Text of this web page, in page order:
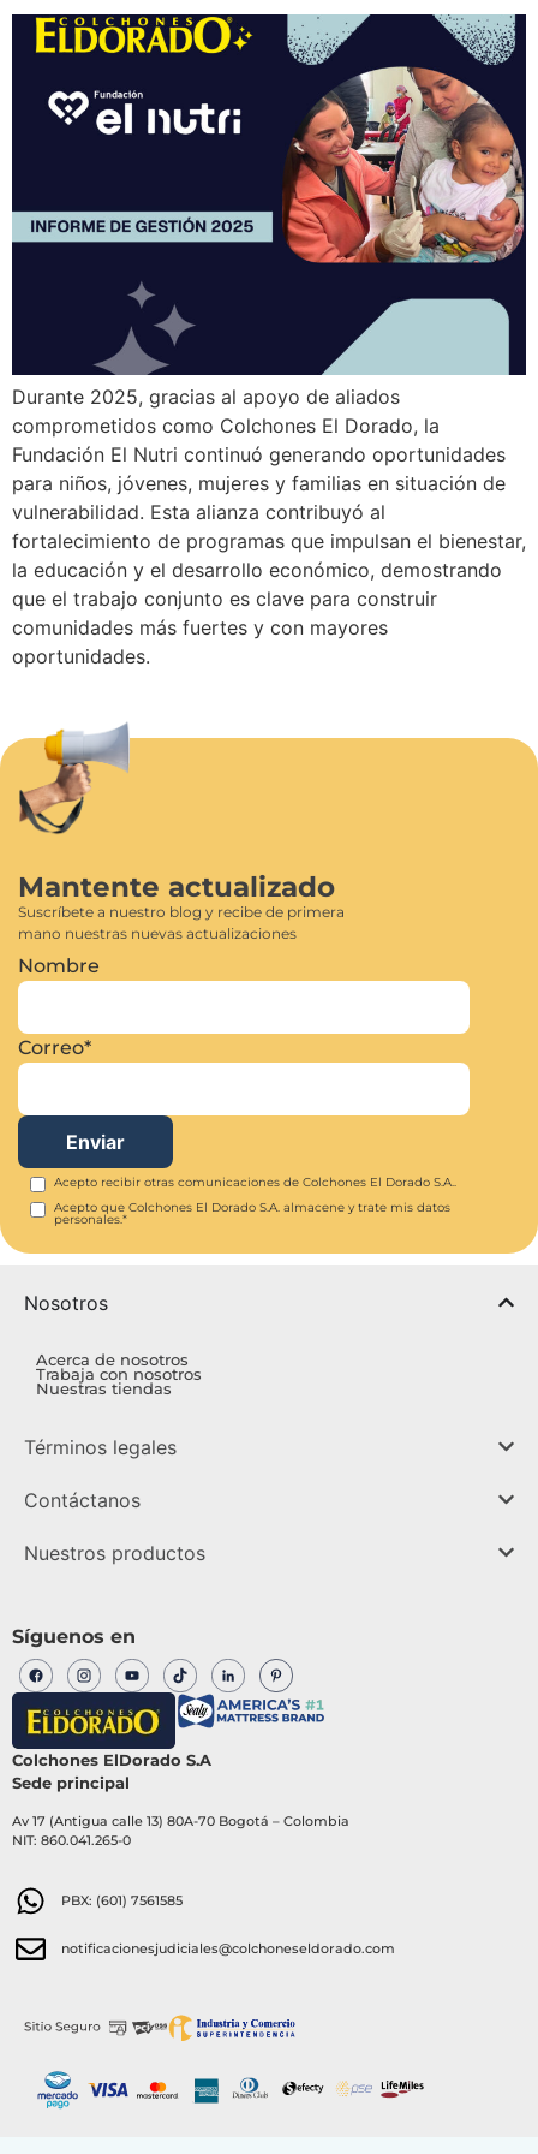
MENÚ DE ALMOHADAS
ACCESORIOS
ELIGE TU COLCHÓN IDEAL
RASTREA TU PEDIDO
NUESTRAS TIENDAS
Escríbenos Llámanos
Durante 2025, gracias al apoyo de aliados
comprometidos como Colchones El Dorado, la
Fundación El Nutri continuó generando oportunidades
para niños, jóvenes, mujeres y familias en situación de
vulnerabilidad. Esta alianza contribuyó al
fortalecimiento de programas que impulsan el bienestar,
la educación y el desarrollo económico, demostrando
que el trabajo conjunto es clave para construir
comunidades más fuertes y con mayores
oportunidades.
Mantente actualizado
Suscríbete a nuestro blog y recibe de primera
mano nuestras nuevas actualizaciones
Nombre
Correo*
Acepto recibir otras comunicaciones de Colchones El Dorado S.A..
Acepto que Colchones El Dorado S.A. almacene y trate mis datos
personales.*
Nosotros
Acerca de nosotros
Trabaja con nosotros
Nuestras tiendas
Términos legales
Contáctanos
Nuestros productos
Síguenos en
Colchones ElDorado S.A
Sede principal
Av 17 (Antigua calle 13) 80A-70 Bogotá – Colombia
NIT: 860.041.265-0
PBX: (601) 7561585
notificacionesjudiciales@colchoneseldorado.com